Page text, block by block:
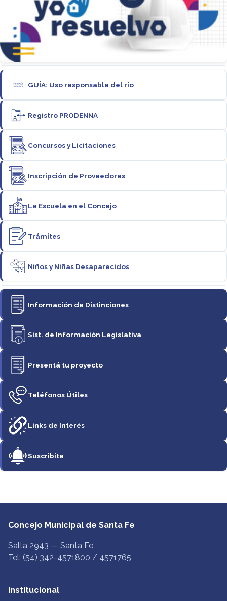
GUÍA: Uso responsable del río
Registro PRODENNA
Concursos y Licitaciones
Inscripción de Proveedores
La Escuela en el Concejo
Trámites
Niños y Niñas Desaparecidos
Información de Distinciones
Sist. de Información Legislativa
Presentá tu proyecto
Teléfonos Útiles
Links de Interés
Suscribite
Concejo Municipal de Santa Fe
Salta 2943 — Santa Fe
Tel: (54) 342-4571800 / 4571765
Institucional